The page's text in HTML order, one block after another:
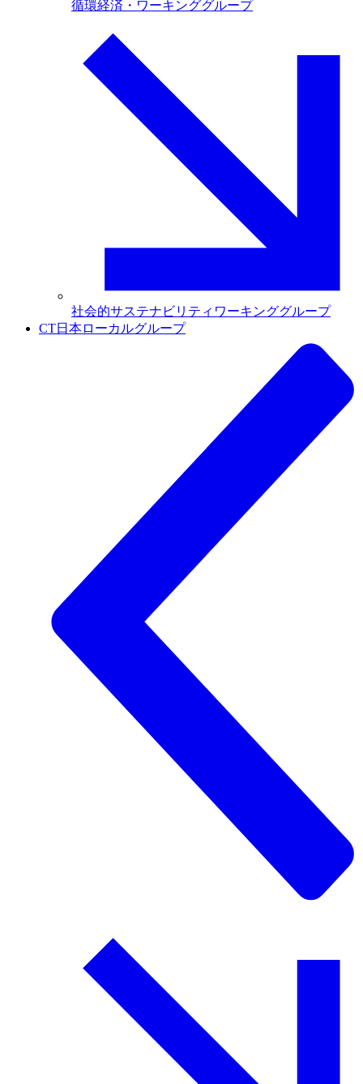
循環経済・ワーキンググループ
社会的サステナビリティワーキンググループ
CT日本ローカルグループ